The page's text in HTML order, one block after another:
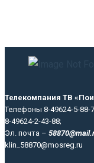
Телекомпания ТВ
Телефоны 8-49624-5-88-
8-49624-2-43-88;
Эл. почта –
klin_58870@mosreg.ru